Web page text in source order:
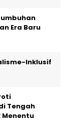
Era Baru
Inklusif
Tengah
Menentu